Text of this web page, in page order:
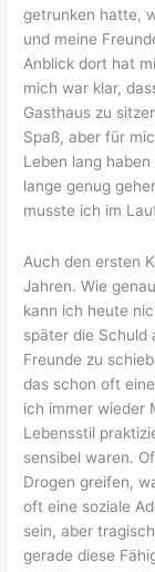
getrunken hatte,
und meine
Anblick dort hat
mich war klar,
Gasthaus zu
Spaß, aber für
Leben lang
lange genug
musste ich im
Auch den ersten
Jahren. Wie
kann ich heute
später die Schuld
Freunde zu
das schon oft
ich immer wieder
Lebensstil
sensibel waren.
Drogen greifen,
oft eine soziale
sein, aber
gerade diese